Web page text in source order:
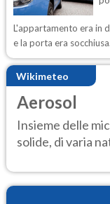
L'appartamento era in
e la porta era
Wikimeteo
Aerosol
Insieme delle
solide, di varia